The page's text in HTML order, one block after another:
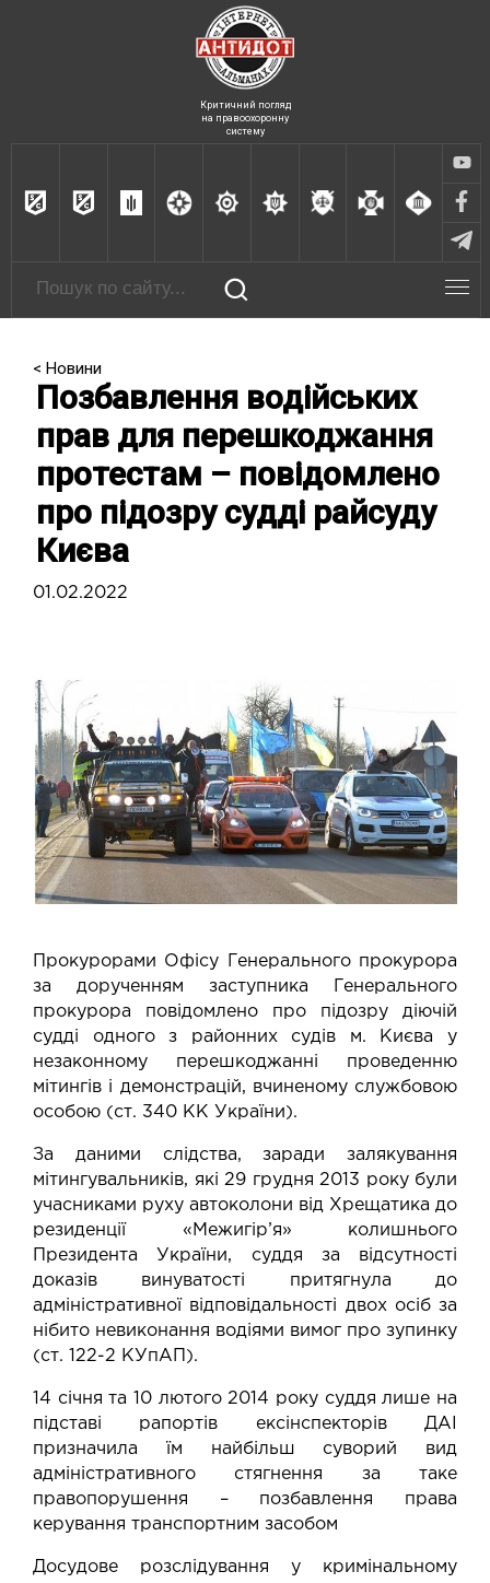
Критичний погляд
на правоохоронну
систему
< Новини
Позбавлення водійських
прав для перешкоджання
протестам – повідомлено
про підозру судді райсуду
Києва
01.02.2022
Прокурорами Офісу Генерального прокурора
за дорученням заступника Генерального
прокурора повідомлено про підозру діючій
судді одного з районних судів м. Києва у
незаконному перешкоджанні проведенню
мітингів і демонстрацій, вчиненому службовою
особою (ст. 340 КК України).
За даними слідства, заради залякування
мітингувальників, які 29 грудня 2013 року були
учасниками руху автоколони від Хрещатика до
резиденції «Межигір’я» колишнього
Президента України, суддя за відсутності
доказів винуватості притягнула до
адміністративної відповідальності двох осіб за
нібито невиконання водіями вимог про зупинку
(ст. 122-2 КУпАП).
14 січня та 10 лютого 2014 року суддя лише на
підставі рапортів ексінспекторів ДАІ
призначила їм найбільш суворий вид
адміністративного стягнення за таке
правопорушення – позбавлення права
керування транспортним засобом
Досудове розслідування у кримінальному